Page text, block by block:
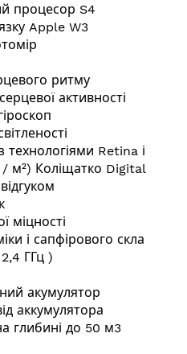
процесор S4
Apple W3
ритму
активності
технологіями Retina і
м²) Коліщатко Digital
міцності
і сапфірового скла
ГГц )
акумулятор
аккумулятора
глибині до 50 м3